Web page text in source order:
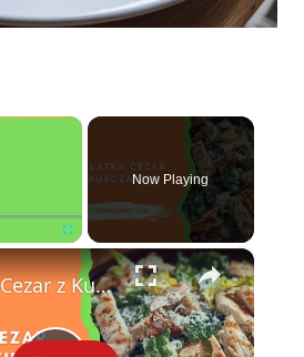
×
Fullscreen
Now Playing
×
Sałatka Cezar z Kurczakiem - LatwePrzepisy.com